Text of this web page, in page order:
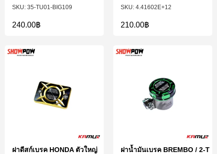
35-TU01-BIG109
240.00฿
4.41602E+12
210.00฿
ฝาดีสก์เบรค HONDA ตัวใหญ่
ฝาน้ำมันเบรค BREMBO / 2-T